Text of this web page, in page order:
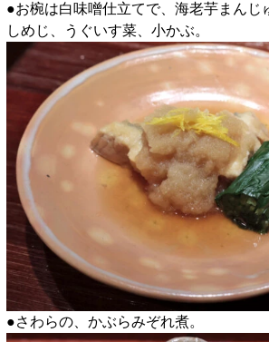
●お椀は白味噌仕立てで、海老芋まんじ
しめじ、うぐいす菜、小かぶ。
●さわらの、かぶらみぞれ煮。